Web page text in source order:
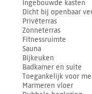
Ingebouwde kasten
Dicht bij openbaar
Privéterras
Zonneterras
Fitnessruimte
Sauna
Bijkeuken
Badkamer en suite
Toegankelijk voor
Marmeren vloer